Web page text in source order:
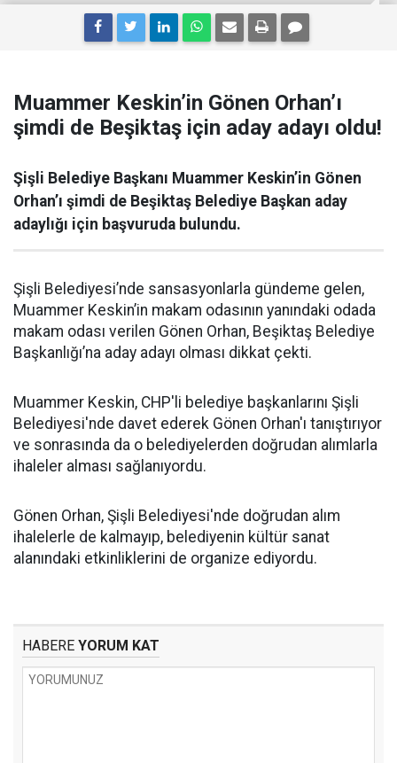
Muammer Keskin’in Gönen Orhan’ı
şimdi de Beşiktaş için aday adayı oldu!
Şişli Belediye Başkanı Muammer Keskin’in Gönen
Orhan’ı şimdi de Beşiktaş Belediye Başkan aday
adaylığı için başvuruda bulundu.
Şişli Belediyesi’nde sansasyonlarla gündeme gelen,
Muammer Keskin’in makam odasının yanındaki odada
makam odası verilen Gönen Orhan, Beşiktaş Belediye
Başkanlığı’na aday adayı olması dikkat çekti.
Muammer Keskin, CHP'li belediye başkanlarını Şişli
Belediyesi'nde davet ederek Gönen Orhan'ı tanıştırıyor
ve sonrasında da o belediyelerden doğrudan alımlarla
ihaleler alması sağlanıyordu.
Gönen Orhan, Şişli Belediyesi'nde doğrudan alım
ihalelerle de kalmayıp, belediyenin kültür sanat
alanındaki etkinliklerini de organize ediyordu.
HABERE YORUM KAT